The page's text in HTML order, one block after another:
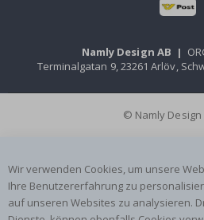
Namly Design AB |
Terminalgatan 9, 23261 Arlöv,
© Namly Design
Wir verwenden Cookies, um unsere
Ihre Benutzererfahrung zu
auf unseren Websites zu analysieren.